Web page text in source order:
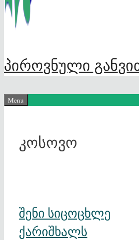
პიროვნული
Menu
კოსოვო
შენი სიცოცხლე
ქარიშხალს